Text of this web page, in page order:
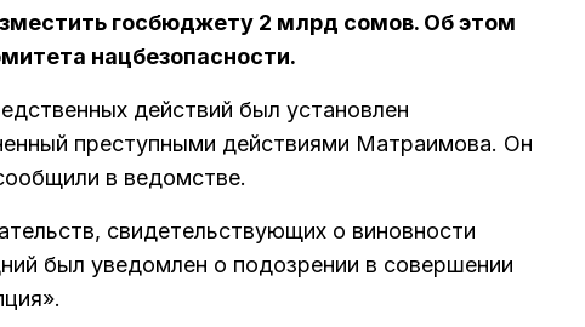
госбюджету 2 млрд сомов. Об этом
нацбезопасности.
действий был установлен
преступными действиями Матраимова. Он
в ведомстве.
свидетельствующих о виновности
был уведомлен о подозрении в совершении